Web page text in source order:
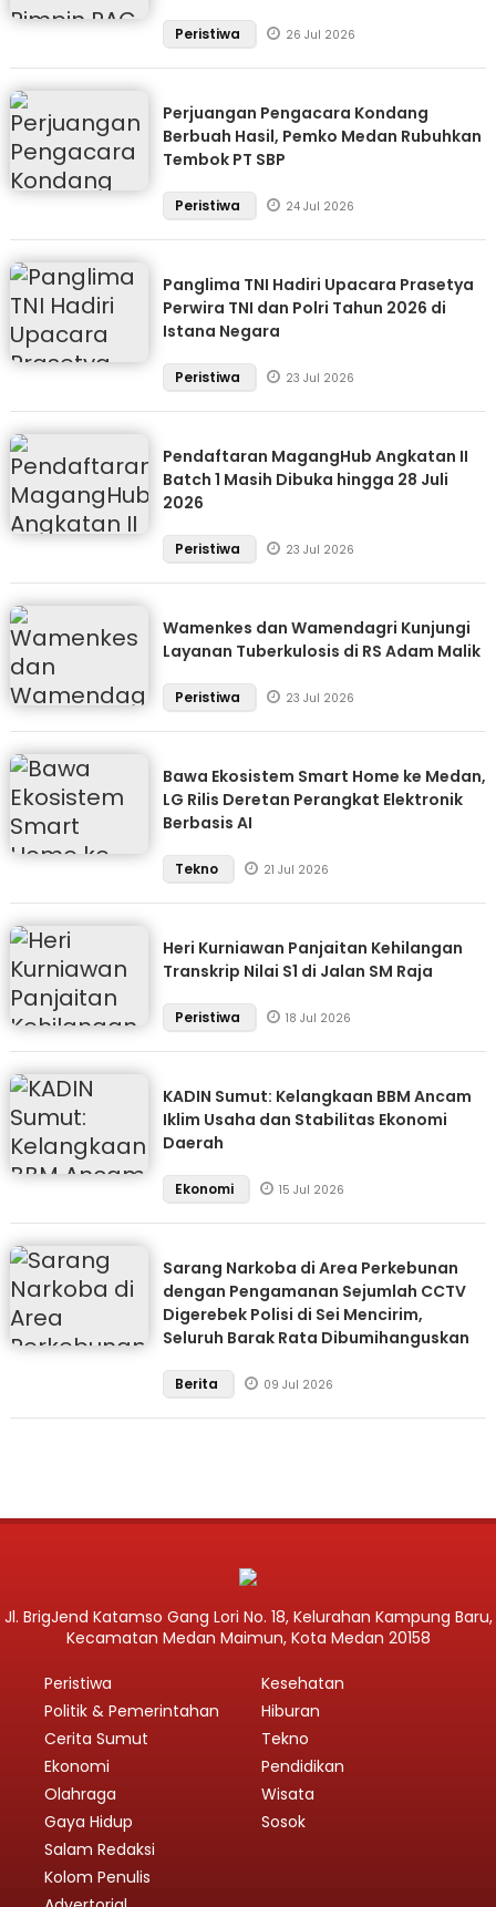
Peristiwa 26 Jul 2026
Perjuangan Pengacara Kondang
Berbuah Hasil, Pemko Medan Rubuhkan
Tembok PT SBP
Peristiwa 24 Jul 2026
Panglima TNI Hadiri Upacara Prasetya
Perwira TNI dan Polri Tahun 2026 di
Istana Negara
Peristiwa 23 Jul 2026
Pendaftaran MagangHub Angkatan II
Batch 1 Masih Dibuka hingga 28 Juli
2026
Peristiwa 23 Jul 2026
Wamenkes dan Wamendagri Kunjungi
Layanan Tuberkulosis di RS Adam Malik
Peristiwa 23 Jul 2026
Bawa Ekosistem Smart Home ke Medan,
LG Rilis Deretan Perangkat Elektronik
Berbasis AI
Tekno 21 Jul 2026
Heri Kurniawan Panjaitan Kehilangan
Transkrip Nilai S1 di Jalan SM Raja
Peristiwa 18 Jul 2026
KADIN Sumut: Kelangkaan BBM Ancam
Iklim Usaha dan Stabilitas Ekonomi
Daerah
Ekonomi 15 Jul 2026
Sarang Narkoba di Area Perkebunan
dengan Pengamanan Sejumlah CCTV
Digerebek Polisi di Sei Mencirim,
Seluruh Barak Rata Dibumihanguskan
Berita 09 Jul 2026
Jl. BrigJend Katamso Gang Lori No. 18, Kelurahan Kampung Baru,
Kecamatan Medan Maimun, Kota Medan 20158
Peristiwa
Politik & Pemerintahan
Cerita Sumut
Ekonomi
Olahraga
Gaya Hidup
Kesehatan
Hiburan
Tekno
Pendidikan
Wisata
Sosok
Salam Redaksi
Kolom Penulis